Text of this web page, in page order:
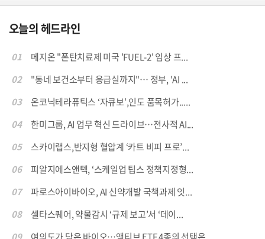
오늘의 헤드라인
01
메지온 "폰탄치료제 미국 'FUEL-2' 임상 프...
02
"동네 보건소부터 응급실까지"… 정부, 'AI ...
03
온코닉테라퓨틱스 ‘자큐보’,인도 품목허가.....
04
한미그룹, AI 업무 혁신 드라이브…전사적 AI...
05
스카이랩스,반지형 혈압계 ‘카트 비피 프로’...
06
피알지에스앤텍, ‘스케일업 팁스 정책지정형...
07
파로스아이바이오, AI 신약개발 국책과제 잇...
08
셀타스퀘어, 약물감시 ‘규제 보고’서 ‘데이...
09
여의도가 담은 바이오…액티브 ETF 4종의 선택은